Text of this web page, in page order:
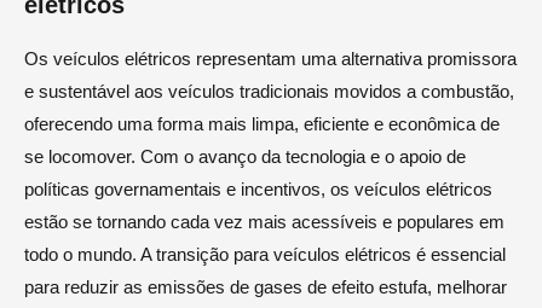
Os veículos elétricos representam uma alternativa promissora
e sustentável aos veículos tradicionais movidos a combustão,
oferecendo uma forma mais limpa, eficiente e econômica de
se locomover. Com o avanço da tecnologia e o apoio de
políticas governamentais e incentivos, os veículos elétricos
estão se tornando cada vez mais acessíveis e populares em
todo o mundo. A transição para veículos elétricos é essencial
para reduzir as emissões de gases de efeito estufa, melhorar